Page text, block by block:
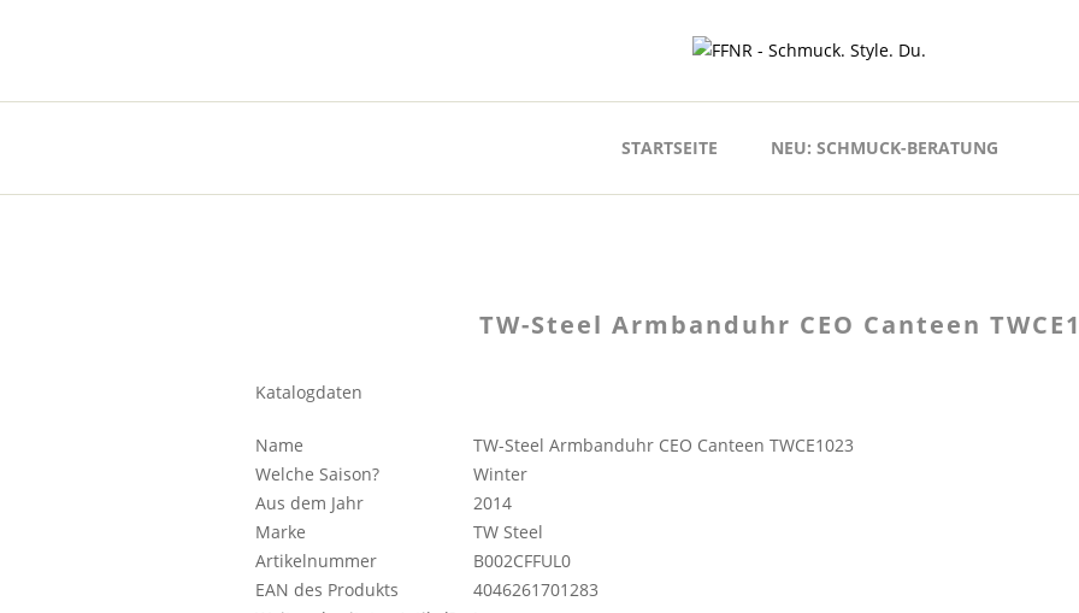
STARTSEITE NEU: SCHMUCK-BERATUNG
TW-Steel Armbanduhr CEO Canteen
Katalogdaten
Name
TW-Steel Armbanduhr CEO Canteen TWCE1023
Welche Saison?
Winter
Aus dem Jahr
2014
Marke
TW Steel
Artikelnummer
B002CFFUL0
EAN des Produkts
4046261701283